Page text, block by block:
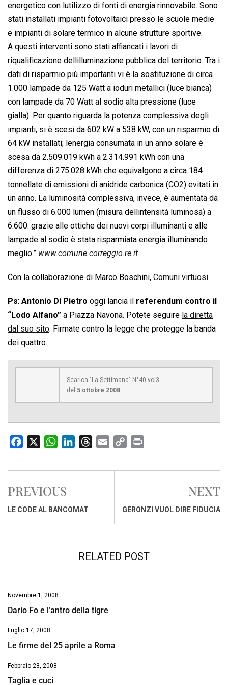
energetico con lutilizzo di fonti di energia rinnovabile. Sono
stati installati impianti fotovoltaici presso le scuole medie
e impianti di solare termico in alcune strutture sportive.
A questi interventi sono stati affiancati i lavori di
riqualificazione dellilluminazione pubblica del territorio. Tra i
dati di risparmio più importanti vi è la sostituzione di circa
1.000 lampade da 125 Watt a ioduri metallici (luce bianca)
con lampade da 70 Watt al sodio alta pressione (luce
gialla). Per quanto riguarda la potenza complessiva degli
impianti, si è scesi da 602 kW a 538 kW, con un risparmio di
64 kW installati; lenergia consumata in un anno solare è
scesa da 2.509.019 kWh a 2.314.991 kWh con una
differenza di 275.028 kWh che equivalgono a circa 184
tonnellate di emissioni di anidride carbonica (CO2) evitati in
un anno. La luminosità complessiva, invece, è aumentata da
un flusso di 6.000 lumen (misura dellintensità luminosa) a
6.600: grazie alle ottiche dei nuovi corpi illuminanti e alle
lampade al sodio è stata risparmiata energia illuminando
meglio.” www.comune.correggio.re.it
Con la collaborazione di Marco Boschini, Comuni virtuosi.
Ps: Antonio Di Pietro oggi lancia il referendum contro il
“Lodo Alfano” a Piazza Navona. Potete seguire la diretta
dal suo sito. Firmate contro la legge che protegge la banda
dei quattro.
Scarica "La Settimana" N°40-vol3
del 5 ottobre 2008
c
b
o
W
a
s
A
n
d
r
a
p
i
i
PREVIOUS
LE CODE AL BANCOMAT
NEXT
GERONZI VUOL DIRE FIDUCIA
RELATED POST
Novembre 1, 2008
Dario Fo e l’antro della tigre
Luglio 17, 2008
Le firme del 25 aprile a Roma
Febbraio 28, 2008
Taglia e cuci